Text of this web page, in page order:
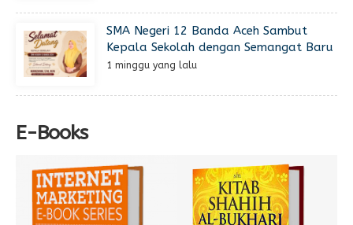
SMA Negeri 12 Banda Aceh Sambut
Kepala Sekolah dengan Semangat Baru
1 minggu yang lalu
E-Books